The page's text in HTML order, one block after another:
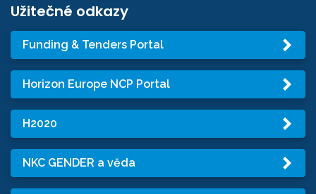
Užitečné odkazy
Funding & Tenders Portal
Horizon Europe NCP Portal
H2020
NKC GENDER a věda